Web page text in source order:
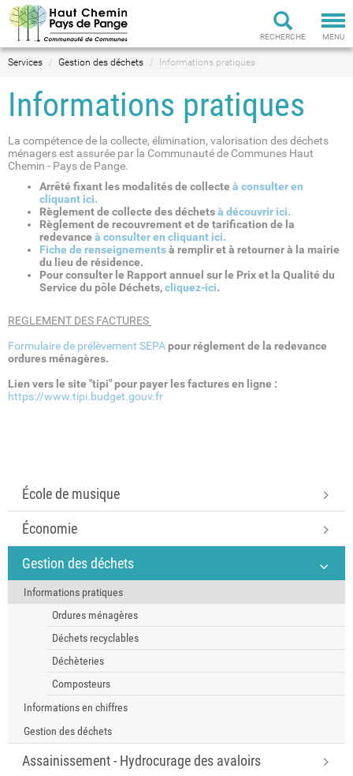
MENU
RECHERCHE
Services Gestion des déchets Informations pratiques
Informations pratiques
La compétence de la collecte, élimination, valorisation des déchets
ménagers est assurée par la Communauté de Communes Haut
Chemin - Pays de Pange.
Arrêté fixant les modalités de collecte à consulter en
cliquant ici.
Règlement de collecte des déchetsà découvrir ici.
Règlement de recouvrement et de tarification de la
redevance à consulter en cliquant ici.
Fiche de renseignementsà remplir et à retourner à la mairie
du lieu de résidence.
Pour consulter le Rapport annuel sur le Prix et la Qualité du
Service du pôle Déchets,cliquez-ici.
REGLEMENT DES FACTURES
Formulaire de prélèvement SEPApour réglement de la redevance
ordures ménagères.
Lien vers le site "tipi" pour payer les factures en ligne :
https://www.tipi.budget.gouv.fr
École de musique
Économie
Gestion des déchets
Informations pratiques
Ordures ménagères
Déchets recyclables
Déchèteries
Composteurs
Informations en chiffres
Gestion des déchets
Assainissement - Hydrocurage des avaloirs